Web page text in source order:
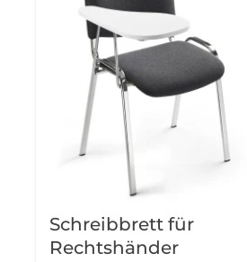
Schreibbrett für
Rechtshänder